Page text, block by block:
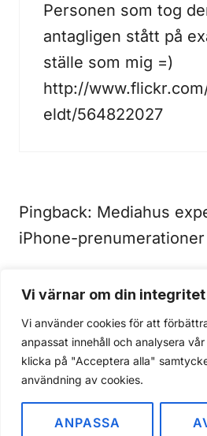
Vi värnar om din integritet
Vi använder cookies för att
anpassat innehåll och analysera
klicka på "Acceptera alla"
användning av cookies.
ANPASSA
Personen som tog
antagligen stått på
ställe som mig =)
http://
eldt/564822027
Pingback: Mediahus
iPhone-